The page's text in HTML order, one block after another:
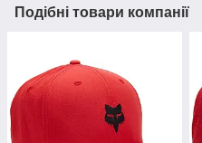
Подібні товари компанії